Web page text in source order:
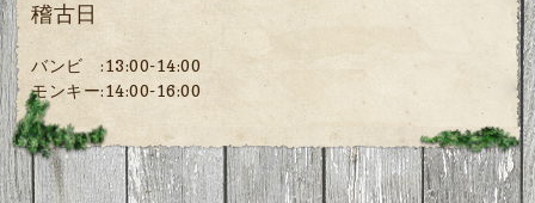
稽古日
バンビ :13:00-14:00
モンキー:14:00-16:00